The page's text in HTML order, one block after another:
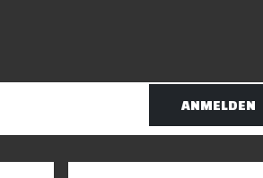
ANMELDEN